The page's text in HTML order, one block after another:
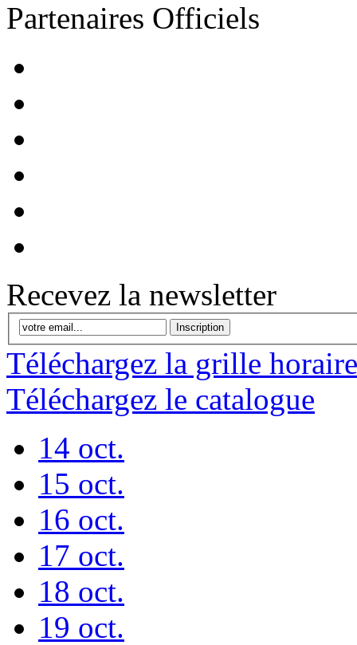
Partenaires Officiels
Recevez la newsletter
Inscription
Téléchargez la grille horaire
Téléchargez le catalogue
14 oct.
15 oct.
16 oct.
17 oct.
18 oct.
19 oct.